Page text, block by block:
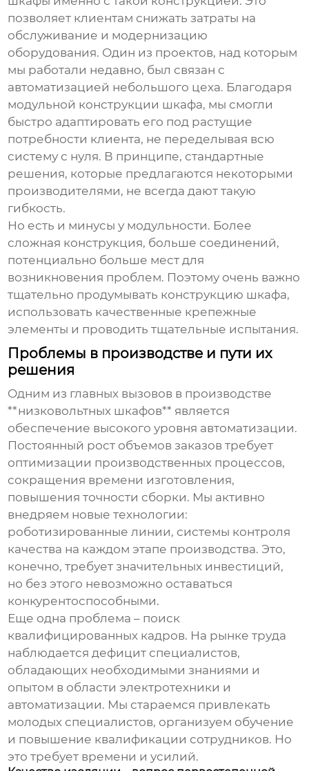
позволяет клиентам снижать затраты на
обслуживание и модернизацию
оборудования. Один из проектов, над которым
мы работали недавно, был связан с
автоматизацией небольшого цеха. Благодаря
модульной конструкции шкафа, мы смогли
быстро адаптировать его под растущие
потребности клиента, не переделывая всю
систему с нуля. В принципе, стандартные
решения, которые предлагаются некоторыми
производителями, не всегда дают такую
гибкость.
Но есть и минусы у модульности. Более
сложная конструкция, больше соединений,
потенциально больше мест для
возникновения проблем. Поэтому очень важно
тщательно продумывать конструкцию шкафа,
использовать качественные крепежные
элементы и проводить тщательные испытания.
Проблемы в производстве и пути их
решения
Одним из главных вызовов в производстве
**низковольтных шкафов** является
обеспечение высокого уровня автоматизации.
Постоянный рост объемов заказов требует
оптимизации производственных процессов,
сокращения времени изготовления,
повышения точности сборки. Мы активно
внедряем новые технологии:
роботизированные линии, системы контроля
качества на каждом этапе производства. Это,
конечно, требует значительных инвестиций,
но без этого невозможно оставаться
конкурентоспособными.
Еще одна проблема – поиск
квалифицированных кадров. На рынке труда
наблюдается дефицит специалистов,
обладающих необходимыми знаниями и
опытом в области электротехники и
автоматизации. Мы стараемся привлекать
молодых специалистов, организуем обучение
и повышение квалификации сотрудников. Но
это требует времени и усилий.